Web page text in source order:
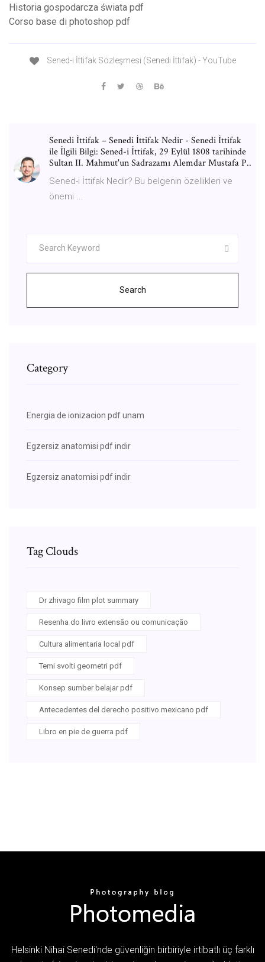
Historia gospodarcza świata pdf
Corso base di photoshop pdf
Sened-i İttifak Sözleşmesi (Senedi İttifak) - YouTube
Senedi İttifak – Senedi İttifak Nedir - Senedi İttifak
ile İlgili Bilgi: Sened-i İttifak, 29 Eylül 1808 tarihinde
Sultan II. Mahmut'un Sadrazamı Alemdar Mustafa P..
Sened-i İttifak Nedir? Bu belgenin özellikleri ve
önemi ...
Search
Category
Energia de ionizacion pdf unam
Egzersiz anatomisi pdf indir
Egzersiz anatomisi pdf indir
Tag Clouds
Dr zhivago film plot summary
Resenha do livro extensão ou comunicação
Cultura alimentaria local pdf
Temi svolti geometri pdf
Konsep sumber belajar pdf
Antecedentes del derecho positivo mexicano pdf
Libro en pie de guerra pdf
Helsinki Nihai Senedi'nde güvenliğin birbiriyle irtibatlı üç farklı